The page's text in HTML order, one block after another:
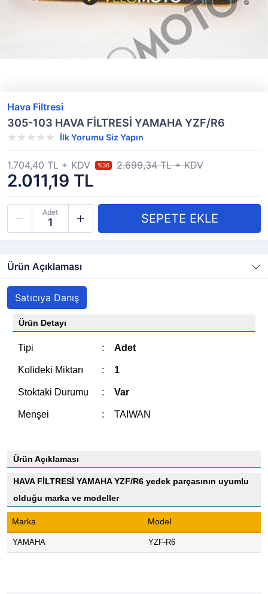
Hava Filtresi
305-103 HAVA FİLTRESİ YAMAHA YZF/R6
İlk Yorumu Siz Yapın
2.011,19 TL
1.704,40 TL + KDV %36 2.699,34 TL + KDV
Adet
Ürün Açıklaması
Satıcıya Danış
Ürün Detayı
Tipi : Adet
Kolideki Miktarı : 1
Stoktaki Durumu : Var
Menşei : TAIWAN
Ürün Açıklaması
HAVA FİLTRESİ YAMAHA YZF/R6 yedek parçasının uyumlu
olduğu marka ve modeller
Marka Model
YAMAHA YZF-R6